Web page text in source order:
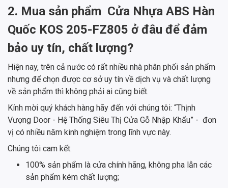
2. Mua sản phẩm Cửa Nhựa ABS Hàn
Quốc KOS 205-FZ805 ở đâu để đảm
bảo uy tín, chất lượng?
Hiện nay, trên cả nước có rất nhiều nhà phân phối sản phẩm
nhưng để chọn được cơ sở uy tín về dịch vụ và chất lượng
về sản phẩm thì không phải ai cũng biết.
Kính mời quý khách hàng hãy đến với chúng tôi: “Thịnh
Vượng Door - Hệ Thống Siêu Thị Cửa Gỗ Nhập Khẩu” - đơn
vị có nhiều năm kinh nghiệm trong lĩnh vực này.
Chúng tôi cam kết:
100% sản phẩm là cửa chính hãng, không pha lẫn các
sản phẩm kém chất lượng;